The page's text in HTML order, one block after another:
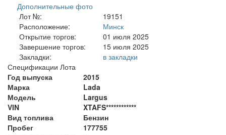
Дополнительные фото
Лот №:
19151
Расположение:
Минск
Открытие торгов:
01 июля 2025
Завершение торгов:
15 июля 2025
Закладки:
в закладки
Спецификации Лота
Год выпуска
2015
Марка
Lada
Модель
Largus
VIN
XTAFS************
Вид топлива
Бензин
Пробег
177755